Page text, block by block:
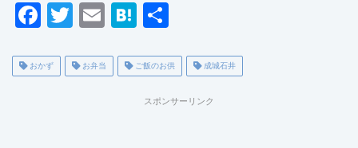
F
c
T
tt
E
ai
H
e
n
おかず お弁当 ご飯のお供 成城石井
スポンサーリンク